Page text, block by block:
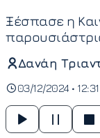
Ξέσπασε η
Δανάη
03/12/2024 •